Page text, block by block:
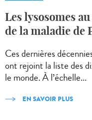
Les lysosomes
de la maladie de
Ces dernières
ont rejoint la liste des
le monde. À l’échelle...
EN SAVOIR PLUS